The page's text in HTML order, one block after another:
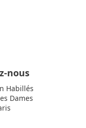
nous
Habillés
Dames